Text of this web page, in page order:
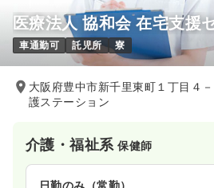
医療法人 協和会 在宅支援
車通勤可 託児所 寮
大阪府豊中市新千里東町１丁目４
護ステーション
介護・福祉系保健師